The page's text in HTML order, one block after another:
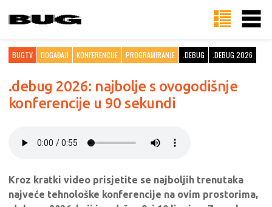
BUGTV DOGAĐAJI KONFERENCIJE PROGRAMIRANJE .DEBUG .DEBUG 2026
.debug 2026: najbolje s ovogodišnje
konferencije u 90 sekundi
Kroz kratki video prisjetite se najboljih trenutaka
najveće tehnološke konferencije na ovim prostorima,